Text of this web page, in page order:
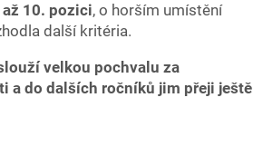
až 10. pozici, o horším umístění
další kritéria.
velkou pochvalu za
a do dalších ročníků jim přeji ještě